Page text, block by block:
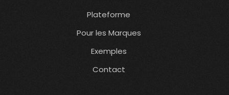
Plateforme
Pour les Marques
Exemples
Contact